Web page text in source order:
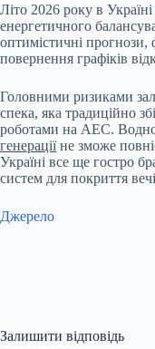
Літо 2026 року в
енергетичного
оптимістичні
повернення графіків
Головними ризиками
спека, яка традиційно
роботами на АЕС.
генераціїне зможе
Україні все ще гостро
систем для покриття
Джерело
Залишити відповідь